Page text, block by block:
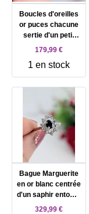
Boucles d'oreilles
or puces chacune
sertie d'un petit
diamant d'environ
Millième (18 CT)
1,13g
179,99 €
1 en stock
Bague Marguerite
en or blanc centrée
d'un saphir entouré
de 10 oxydes Or
329,99 €